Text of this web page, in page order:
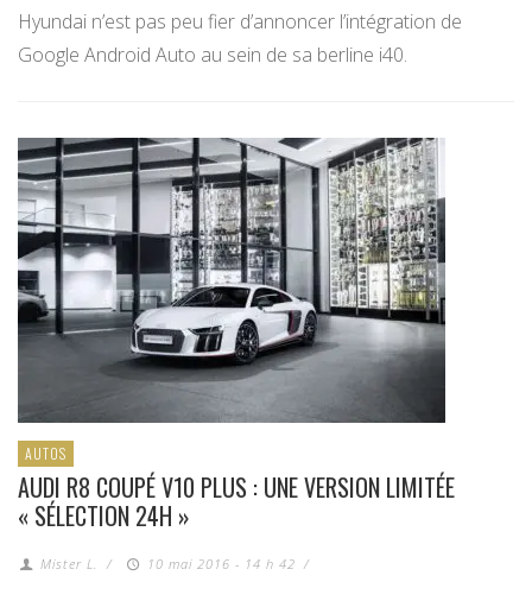
Hyundai n’est pas peu fier d’annoncer l’intégration de
Google Android Auto au sein de sa berline i40.
AUTOS
AUDI R8 COUPÉ V10 PLUS : UNE VERSION LIMITÉE
« SÉLECTION 24H »
Mister L. / 10 mai 2016 - 14 h 42 /